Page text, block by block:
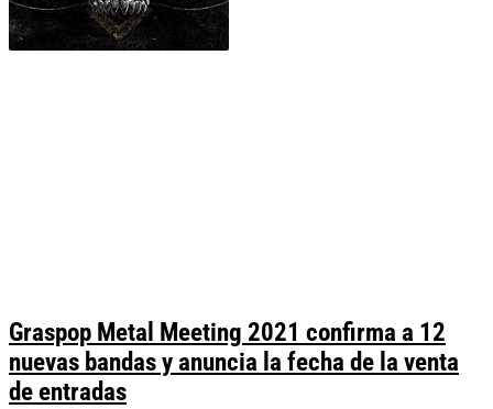
Graspop Metal Meeting 2021 confirma a 12
nuevas bandas y anuncia la fecha de la venta
de entradas